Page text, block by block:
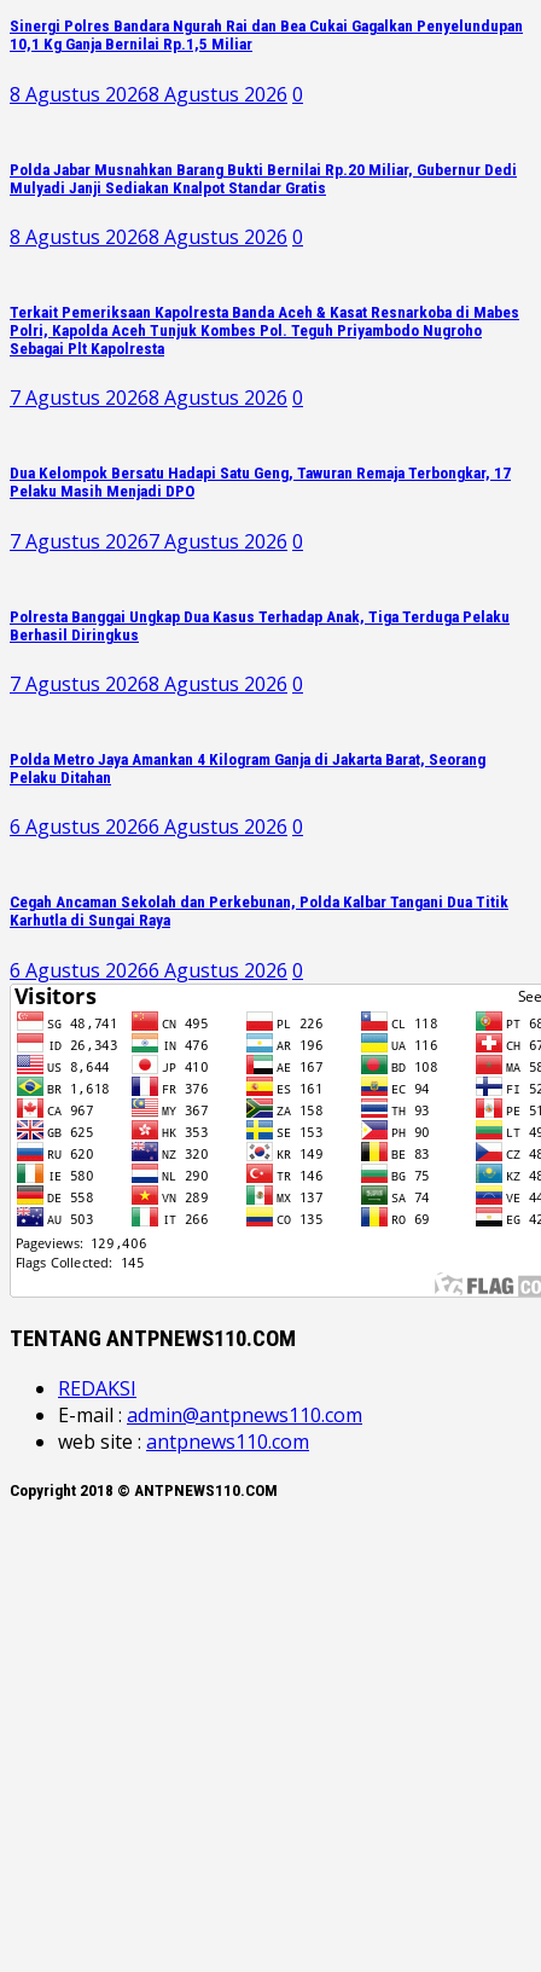
Sinergi Polres Bandara Ngurah Rai dan Bea Cukai Gagalkan Penyelundupan
10,1 Kg Ganja Bernilai Rp.1,5 Miliar
8 Agustus 20268 Agustus 2026 0
Polda Jabar Musnahkan Barang Bukti Bernilai Rp.20 Miliar, Gubernur Dedi
Mulyadi Janji Sediakan Knalpot Standar Gratis
8 Agustus 20268 Agustus 2026 0
Terkait Pemeriksaan Kapolresta Banda Aceh & Kasat Resnarkoba di Mabes
Polri, Kapolda Aceh Tunjuk Kombes Pol. Teguh Priyambodo Nugroho
Sebagai Plt Kapolresta
7 Agustus 20268 Agustus 2026 0
Dua Kelompok Bersatu Hadapi Satu Geng, Tawuran Remaja Terbongkar, 17
Pelaku Masih Menjadi DPO
7 Agustus 20267 Agustus 2026 0
Polresta Banggai Ungkap Dua Kasus Terhadap Anak, Tiga Terduga Pelaku
Berhasil Diringkus
7 Agustus 20268 Agustus 2026 0
Polda Metro Jaya Amankan 4 Kilogram Ganja di Jakarta Barat, Seorang
Pelaku Ditahan
6 Agustus 20266 Agustus 2026 0
Cegah Ancaman Sekolah dan Perkebunan, Polda Kalbar Tangani Dua Titik
Karhutla di Sungai Raya
6 Agustus 20266 Agustus 2026 0
TENTANG ANTPNEWS110.COM
REDAKSI
E-mail : admin@antpnews110.com
web site : antpnews110.com
Copyright 2018 © ANTPNEWS110.COM